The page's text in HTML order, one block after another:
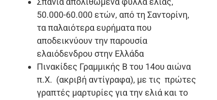
50.000-60.000 ετών, από τη Σαντορίνη,
τα παλαιότερα ευρήματα που
αποδεικνύουν την παρουσία
ελαιόδενδρου στην Ελλάδα
Πινακίδες Γραμμικής Β του 14ου αιώνα
π.Χ. (ακριβή αντίγραφα), με τις πρώτες
γραπτές μαρτυρίες για την ελιά και το